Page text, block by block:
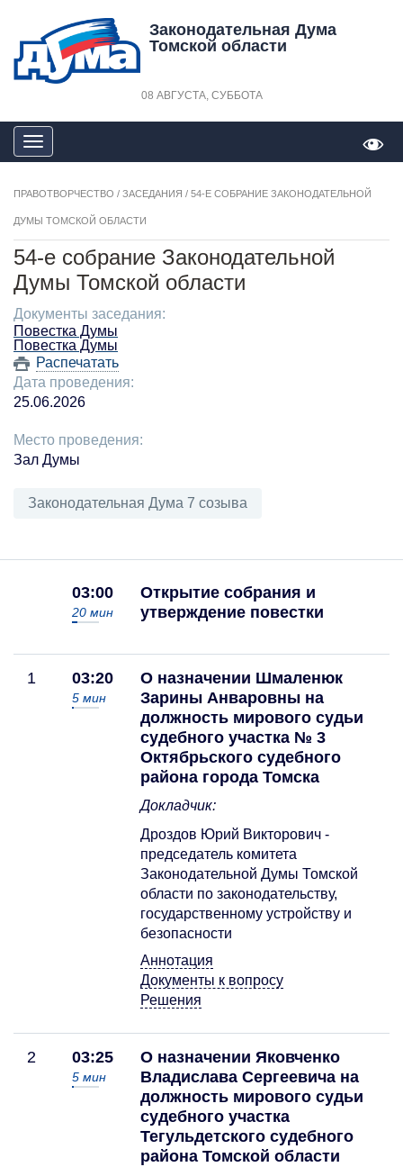
Законодательная Дума
Томской области
08 АВГУСТА, СУББОТА
Открыть
навигацию
ПРАВОТВОРЧЕСТВО / ЗАСЕДАНИЯ / 54-Е СОБРАНИЕ ЗАКОНОДАТЕЛЬНОЙ
ДУМЫ ТОМСКОЙ ОБЛАСТИ
54-е собрание Законодательной
Думы Томской области
Документы заседания:
Повестка Думы
Повестка Думы
Распечатать
Дата проведения:
25.06.2026
Место проведения:
Зал Думы
Законодательная Дума 7 созыва
03:00
20 мин
Открытие собрания и
утверждение повестки
1 03:20
5 мин
О назначении Шмаленюк
Зарины Анваровны на
должность мирового судьи
судебного участка № 3
Октябрьского судебного
района города Томска
Докладчик:
Дроздов Юрий Викторович -
председатель комитета
Законодательной Думы Томской
области по законодательству,
государственному устройству и
безопасности
Аннотация
Документы к вопросу
Решения
2 03:25
5 мин
О назначении Яковченко
Владислава Сергеевича на
должность мирового судьи
судебного участка
Тегульдетского судебного
района Томской области